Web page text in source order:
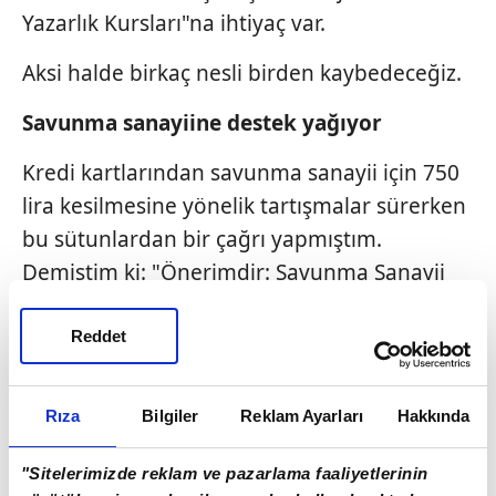
Rıza Bilgiler Reklam Ayarları Hakkında
"Sitelerimizde reklam ve pazarlama faaliyetlerinin
Reddet
Yazarlık Kursları"na ihtiyaç var.
Aksi halde birkaç nesli birden kaybedeceğiz.
Savunma sanayiine destek yağıyor
Kredi kartlarından savunma sanayii için 750
lira kesilmesine yönelik tartışmalar sürerken
bu sütunlardan bir çağrı yapmıştım.
Demiştim ki: "Önerimdir: Savunma Sanayii
Destekleme Fonu'na her gerçek Türk
vatandaşı imkanı kadar bağışta bulunsun.
Öyle bir para toplayalım ki, bazıları utansın,
bebeğinin üzerindeki battaniyeyi alıp taşıdığı
şehit bebesinin de ruhu şâd olsun..."